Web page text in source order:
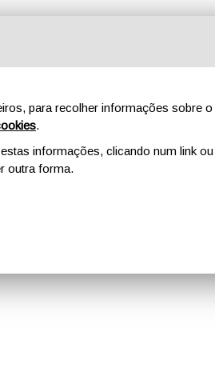
para recolher informações sobre
.
informações, clicando num link
outra forma.